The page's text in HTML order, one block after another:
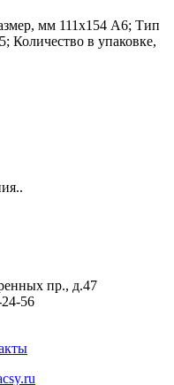
мм 111х154 А6; Тип
Количество в упаковке,
пр., д.47
56